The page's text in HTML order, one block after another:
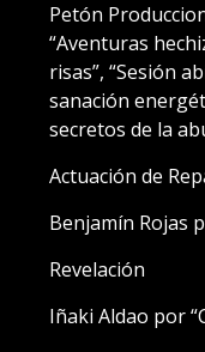
Petón
“Aventuras
risas”, “Sesión
sanación
secretos de la
Actuación de
Benjamín Rojas
Revelación
Iñaki Aldao por